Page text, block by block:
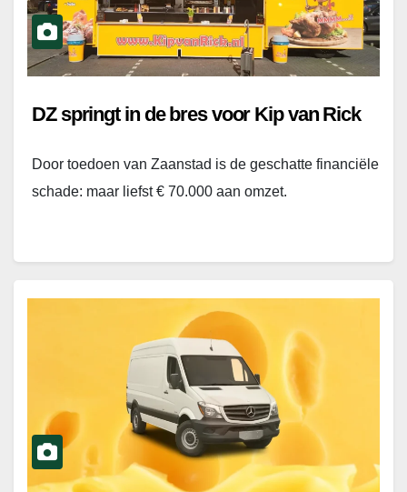
DZ springt in de bres voor Kip van Rick
Door toedoen van Zaanstad is de geschatte financiële
schade: maar liefst € 70.000 aan omzet.